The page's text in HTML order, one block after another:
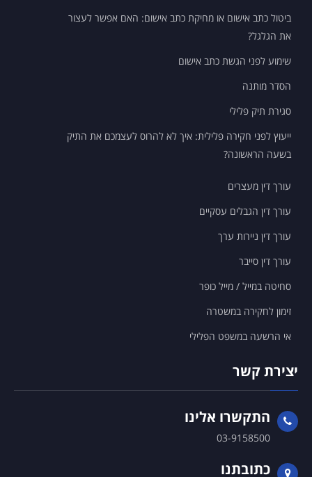
ביטול כתב אישום או מחיקת כתב אישום: האם אפשר לעצור
את הגלגל?
שימוע לפני הגשת כתב אישום
הסדר מותנה
סגירת תיק פלילי
ייעוץ לפני חקירה פלילית: איך לא להרוס לעצמכם את התיק
בשעה הראשונה?
עורך דין מעצרים
עורך דין הגבלים עסקיים
עורך דין ניירות ערך
עורך דין סייבר
סחיטה במייל / מייל כופר
זימון לחקירה במשטרה
אי הרשעה במשפט הפלילי
יצירת קשר
התקשרו אלינו
03-9158500
כתובתנו